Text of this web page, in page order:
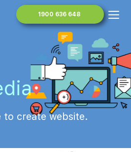
1900 636 648
to create website.